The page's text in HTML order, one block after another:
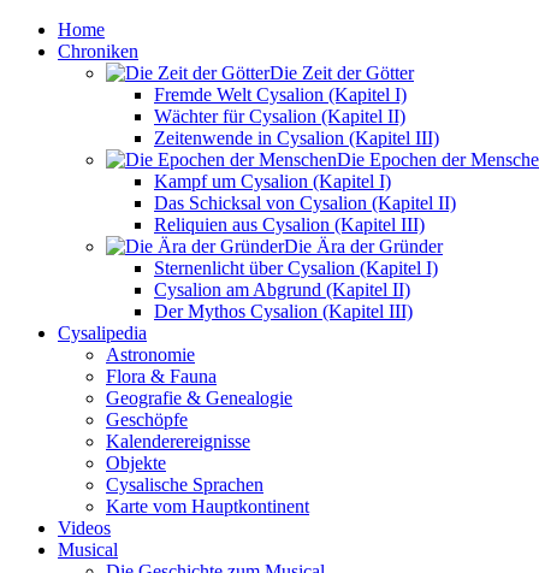
Home
Chroniken
Die Zeit der Götter
Fremde Welt Cysalion (Kapitel I)
Wächter für Cysalion (Kapitel II)
Zeitenwende in Cysalion (Kapitel III)
Die Epochen der
Kampf um Cysalion (Kapitel I)
Das Schicksal von Cysalion (Kapitel II)
Reliquien aus Cysalion (Kapitel III)
Die Ära der Gründer
Sternenlicht über Cysalion (Kapitel I)
Cysalion am Abgrund (Kapitel II)
Der Mythos Cysalion (Kapitel III)
Cysalipedia
Astronomie
Flora & Fauna
Geografie & Genealogie
Geschöpfe
Kalenderereignisse
Objekte
Cysalische Sprachen
Karte vom Hauptkontinent
Videos
Musical